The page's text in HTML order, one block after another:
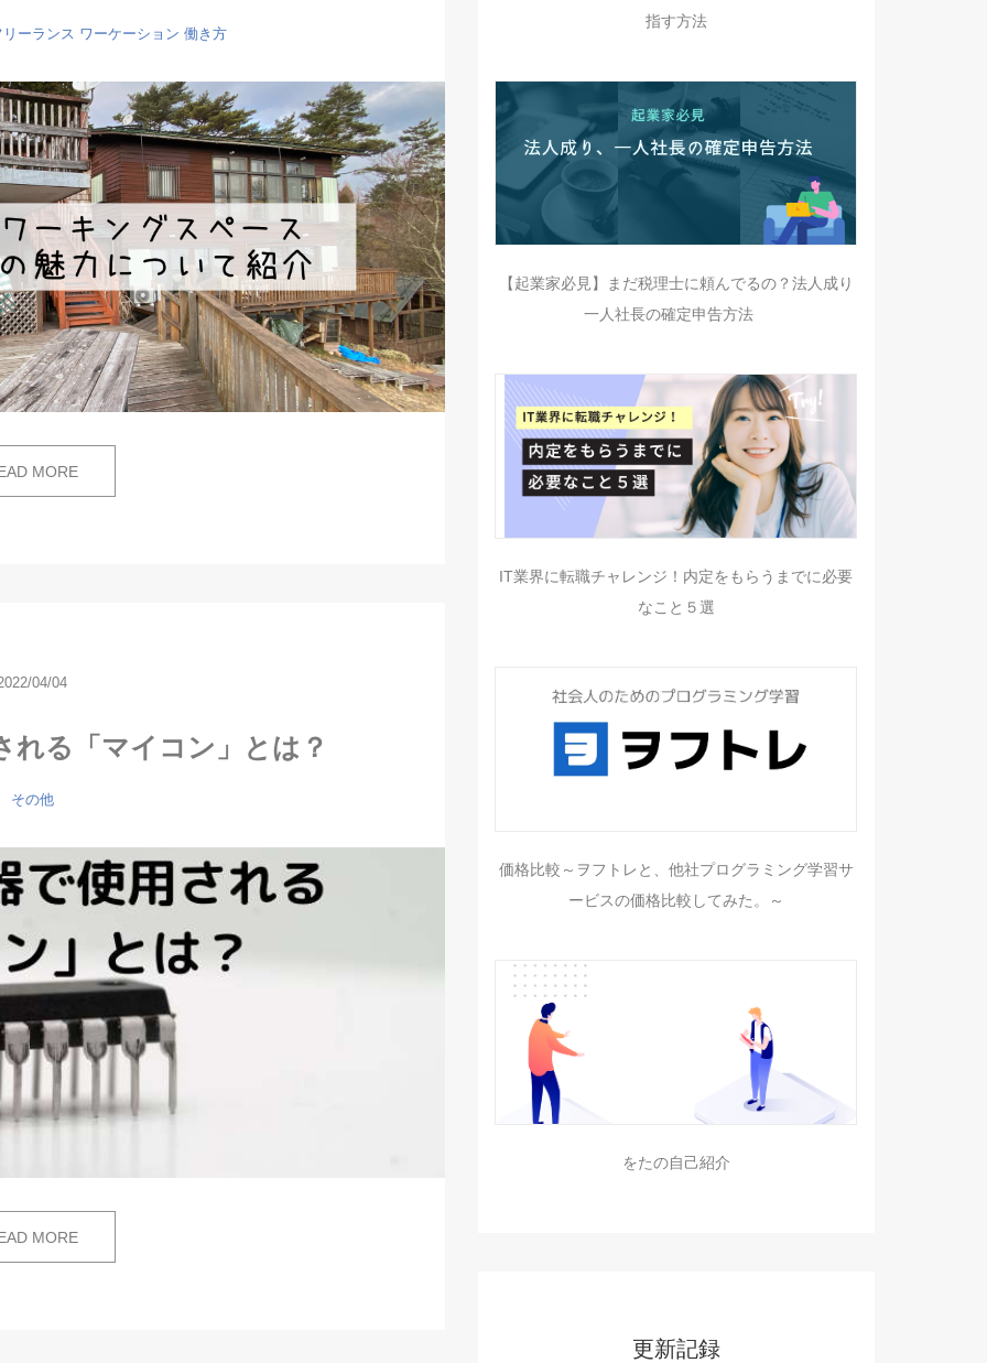
リーランス ワーケーション 働き方
MORE
04/04
れる「マイコン」とは？
その他
MORE
指す方法
【起業家必見】まだ税理士に頼んでるの？法人成り
一人社長の確定申告方法
IT業界に転職チャレンジ！内定をもらうまでに必要
なこと５選
価格比較～ヲフトレと、他社プログラミング学習サ
ービスの価格比較してみた。～
をたの自己紹介
更新記録